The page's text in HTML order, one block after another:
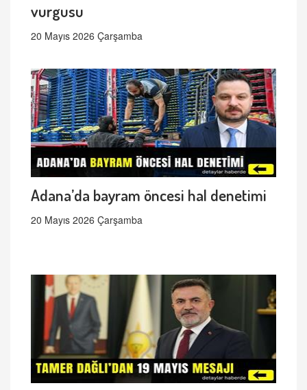
vurgusu
20 Mayıs 2026 Çarşamba
Adana’da bayram öncesi hal denetimi
20 Mayıs 2026 Çarşamba